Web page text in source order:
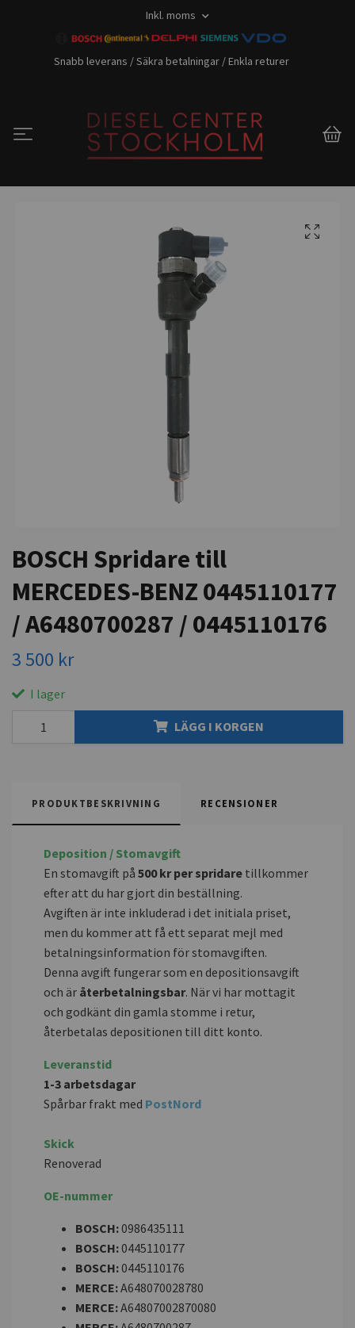
Inkl. moms
Snabb leverans / Säkra betalningar / Enkla returer
BOSCH Spridare till
MERCEDES-BENZ 0445110177
/ A6480700287 / 0445110176
3 500 kr
I lager
LÄGG I KORGEN
PRODUKTBESKRIVNING RECENSIONER
Deposition / Stomavgift
En stomavgift på 500 kr per spridare tillkommer
efter att du har gjort din beställning.
Avgiften är inte inkluderad i det initiala priset,
men du kommer att få ett separat mejl med
betalningsinformation för stomavgiften.
Denna avgift fungerar som en depositionsavgift
och är återbetalningsbar. När vi har mottagit
och godkänt din gamla stomme i retur,
återbetalas depositionen till ditt konto.
Leveranstid
1-3 arbetsdagar
Spårbar frakt med PostNord
Skick
Renoverad
OE-nummer
BOSCH:0986435111
BOSCH:0445110177
BOSCH:0445110176
MERCE:A648070028780
MERCE:A64807002870080